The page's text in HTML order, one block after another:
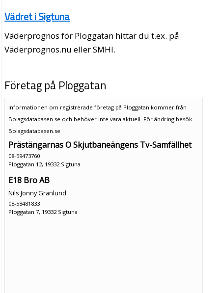
Vädret i Sigtuna
Väderprognos för Ploggatan hittar du t.ex. på
Väderprognos.nu eller SMHI.
Företag på Ploggatan
Informationen om registrerade företag på Ploggatan kommer från
Bolagsdatabasen.se och behöver inte vara aktuell. För ändring besök
Bolagsdatabasen.se
Prästängarnas O Skjutbaneängens Tv-Samfällhet
08-59473760
Ploggatan 12, 19332 Sigtuna
E18 Bro AB
Nils Jonny Granlund
08-58481833
Ploggatan 7, 19332 Sigtuna